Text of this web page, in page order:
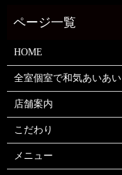
HOME
全室個室で和気あいあい
店舗案内
こだわり
メニュー